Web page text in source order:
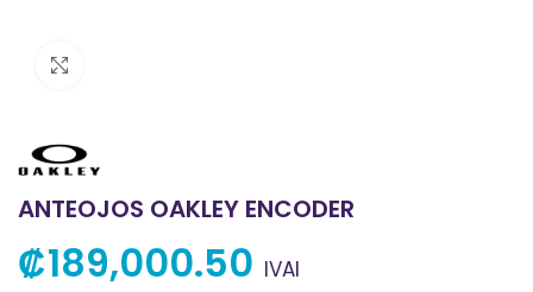
ANTEOJOS OAKLEY ENCODER
₡189,000.50 IVAI